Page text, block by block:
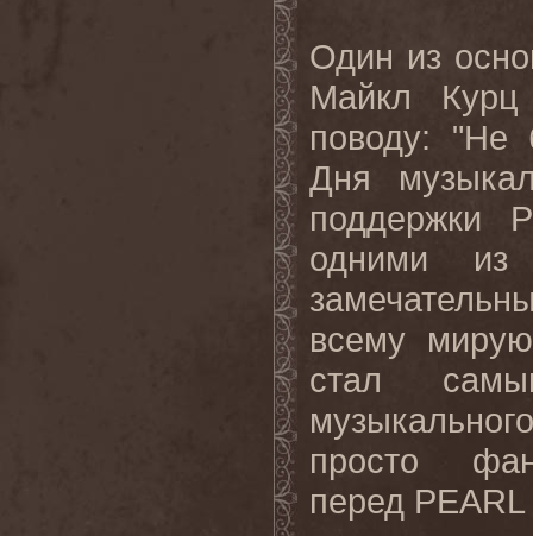
Один из
Майкл
поводу: "Не
Дня
поддержки
одними из
всему
стал
просто
перед